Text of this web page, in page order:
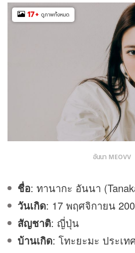
17+ ดูภาพทั้งหมด
อันนา MEOVV
ชื่อ: ทานากะ อันนา
วันเกิด: 17 พฤศจิกายน
สัญชาติ: ญี่ปุ่น
บ้านเกิด: โทะยะมะ ประเ